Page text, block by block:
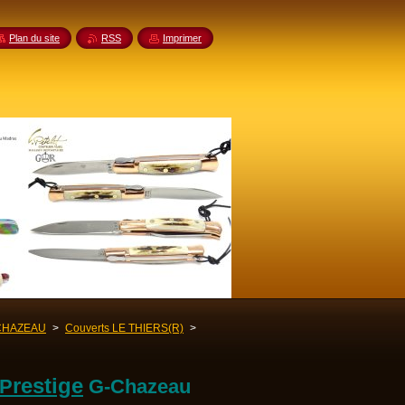
> Couverts LE THIERS(R) >
Prestige G-Chazeau
Plan du site RSS Imprimer